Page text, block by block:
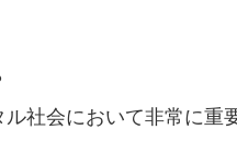
社会において非常に重